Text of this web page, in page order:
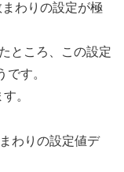
わりの設定が極
ところ、この設定
す。
。
わりの設定値デ